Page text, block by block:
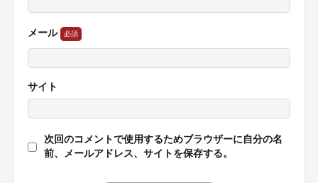
メール
サイト
次回のコメントで使用するためブラウザーに自分の名
前、メールアドレス、サイトを保存する。